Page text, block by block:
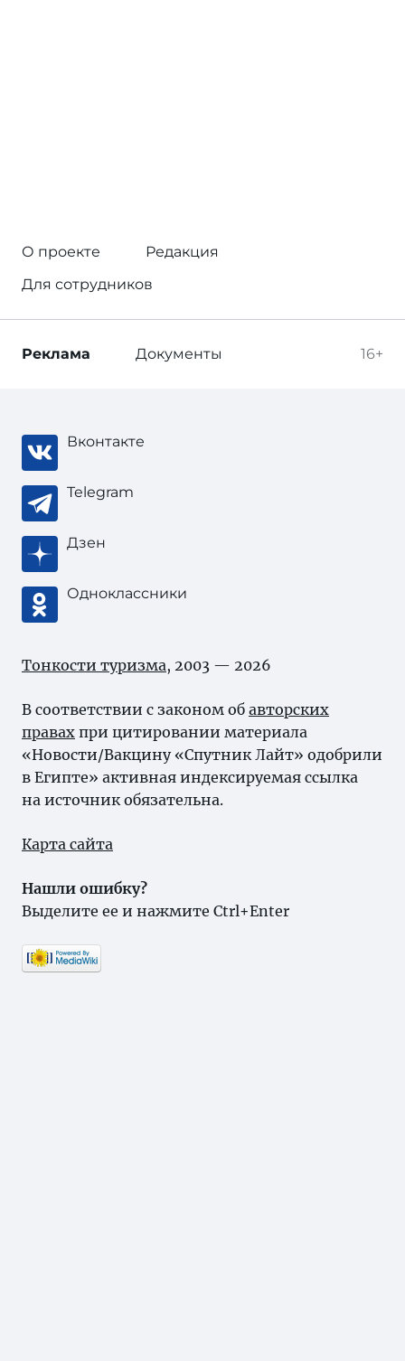
О проекте
Редакция
Для сотрудников
16+
Реклама Документы
Вконтакте
Telegram
Дзен
Одноклассники
Тонкости туризма, 2003 — 2026
В соответствии с законом об авторских
правах при цитировании материала
«Новости/Вакцину «Спутник Лайт» одобрили
в Египте» активная индексируемая ссылка
на источник обязательна.
Карта сайта
Нашли ошибку?
Выделите ее и нажмите Ctrl+Enter